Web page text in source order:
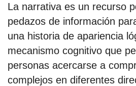
La narrativa es un recurso
pedazos de información
una historia de apariencia
mecanismo cognitivo que
personas acercarse a
complejos en diferentes